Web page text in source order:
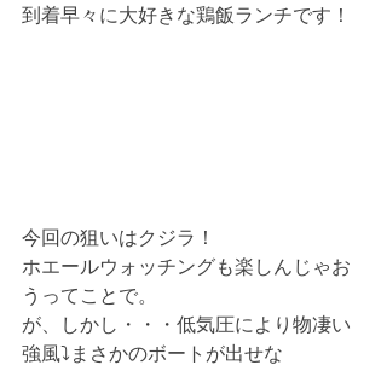
到着早々に大好きな鶏飯ランチです！
今回の狙いはクジラ！
ホエールウォッチングも楽しんじゃお
うってことで。
が、しかし・・・低気圧により物凄い
強風⤵まさかのボートが出せな